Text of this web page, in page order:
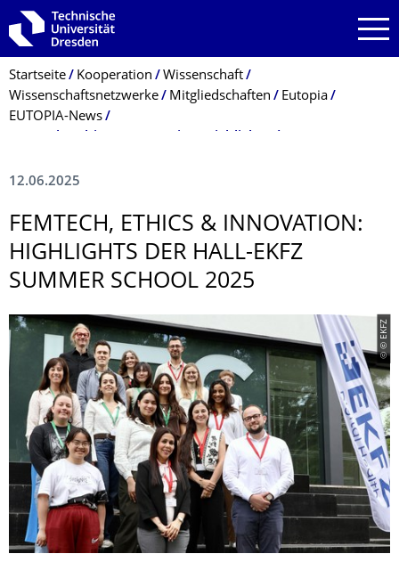
Zur Hauptnavigation springen
Zur Suche springen
Zum Inhalt springen
Breadcrumb-Menü
Startseite Kooperation
Wissenschaft
Wissenschaftsnetzwerke
Mitgliedschaften
Eutopia
EUTOPIA-News
12.06.2025
FEMTECH, ETHICS & INNOVATION:
HIGHLIGHTS DER HALL-EKFZ
SUMMER SCHOOL 2025
© © EKFZ